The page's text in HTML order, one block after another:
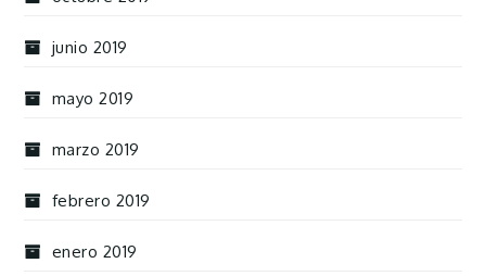
junio 2019
mayo 2019
marzo 2019
febrero 2019
enero 2019